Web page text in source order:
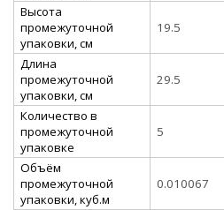
Высота
промежуточной
упаковки, см
19.5
Длина
промежуточной
упаковки, см
29.5
Количество в
промежуточной
упаковке
5
Объём
промежуточной
упаковки, куб.м
0.010067